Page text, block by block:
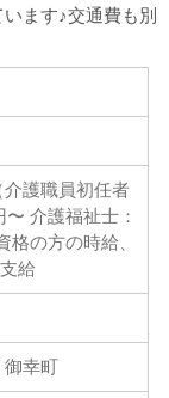
ます♪交通費も別
護職員初任者
介護福祉士：
の方の時給、
給
御幸町